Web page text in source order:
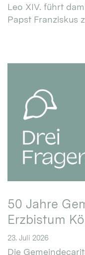
Leo XIV. führt
Papst Franziskus
50 Jahre
Erzbistum
23. Juli 2026
Die